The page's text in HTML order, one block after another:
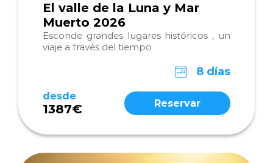
El valle de la Luna y Mar
Muerto 2026
Esconde grandes lugares históricos , un
viaje a través del tiempo
8 días
desde
1387€ Reservar